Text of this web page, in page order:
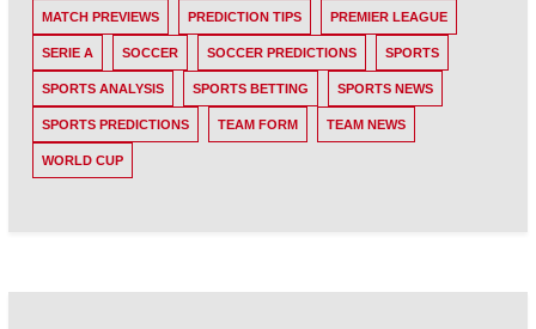
MATCH PREVIEWS PREDICTION TIPS PREMIER LEAGUE
SERIE A SOCCER SOCCER PREDICTIONS SPORTS
SPORTS ANALYSIS SPORTS BETTING SPORTS NEWS
SPORTS PREDICTIONS TEAM FORM TEAM NEWS
WORLD CUP